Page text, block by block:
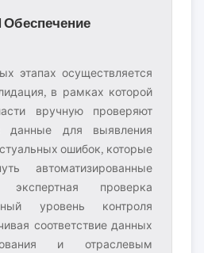
этапах осуществляется
в рамках которой
вручную проверяют
данные для выявления
ошибок, которые
автоматизированные
проверка
уровень контроля
соответствие данных
и отраслевым